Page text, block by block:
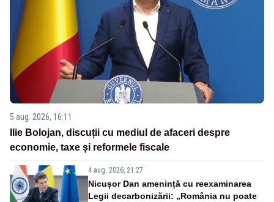
5 aug. 2026, 16:11
Ilie Bolojan, discuții cu mediul de afaceri despre
economie, taxe și reformele fiscale
4 aug. 2026, 21:27
Nicușor Dan amenință cu reexaminarea
Legii decarbonizării: „România nu poate